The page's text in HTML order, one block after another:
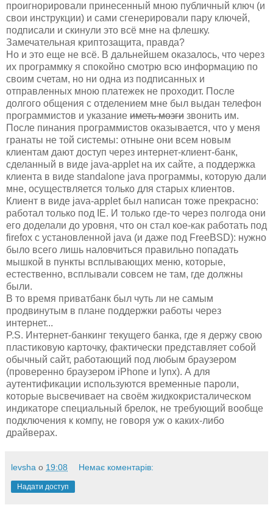
проигнорировали принесенный мною публичный ключ (и
свои инструкции) и сами сгенерировали пару ключей,
подписали и скинули это всё мне на флешку.
Замечательная криптозащита, правда?
Но и это еще не всё. В дальнейшем оказалось, что через
их программку я спокойно смотрю всю информацию по
своим счетам, но ни одна из подписанных и
отправленных мною платежек не проходит. После
долгого общения с отделением мне был выдан телефон
программистов и указание иметь мозги звонить им.
После пинания программистов оказывается, что у меня
гранаты не той системы: отныне они всем новым
клиентам дают доступ через интернет-клиент-банк,
сделанный в виде java-applet на их сайте, а поддержка
клиента в виде standalone java программы, которую дали
мне, осуществляется только для старых клиентов.
Клиент в виде java-applet был написан тоже прекрасно:
работал только под IE. И только где-то через полгода они
его доделали до уровня, что он стал кое-как работать под
firefox с установленной java (и даже под FreeBSD): нужно
было всего лишь наловчиться правильно попадать
мышкой в пункты всплывающих меню, которые,
естественно, всплывали совсем не там, где должны
были.
В то время приватбанк был чуть ли не самым
продвинутым в плане поддержки работы через
интернет...
P.S. Интернет-банкинг текущего банка, где я держу свою
пластиковую карточку, фактически представляет собой
обычный сайт, работающий под любым браузером
(проверенно браузером iPhone и lynx). А для
аутентификации используются временные пароли,
которые высвечивает на своём жидкокристалическом
индикаторе специальный брелок, не требующий вообще
подключения к компу, не говоря уж о каких-либо
драйверах.
levsha о 19:08 Немає коментарів:
Надати доступ